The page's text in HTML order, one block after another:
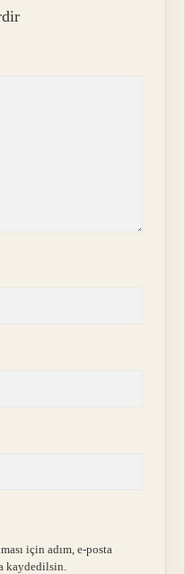
için adım, e-posta
kaydedilsin.